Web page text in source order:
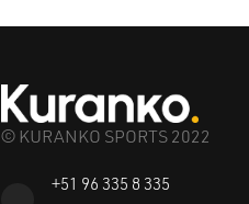
© KURANKO SPORTS 2022
+51 96 335 8 335